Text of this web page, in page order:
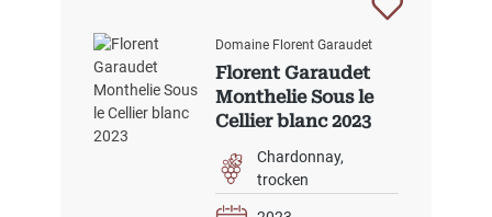
Domaine Florent Garaudet
Florent Garaudet
Monthelie Sous le
Cellier blanc 2023
Chardonnay
trocken